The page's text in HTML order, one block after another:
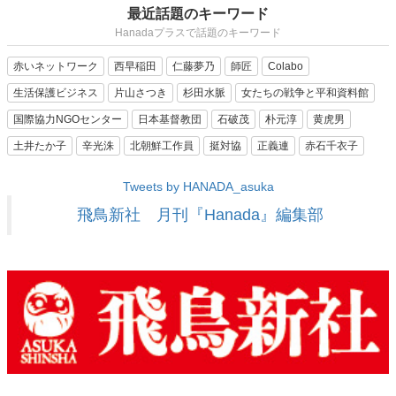
最近話題のキーワード
Hanadaプラスで話題のキーワード
赤いネットワーク 西早稲田 仁藤夢乃 師匠 Colabo
生活保護ビジネス 片山さつき 杉田水脈 女たちの戦争と平和資料館
国際協力NGOセンター 日本基督教団 石破茂 朴元淳 黄虎男
土井たか子 辛光洙 北朝鮮工作員 挺対協 正義連 赤石千衣子
Tweets by HANADA_asuka
飛鳥新社 月刊『Hanada』編集部